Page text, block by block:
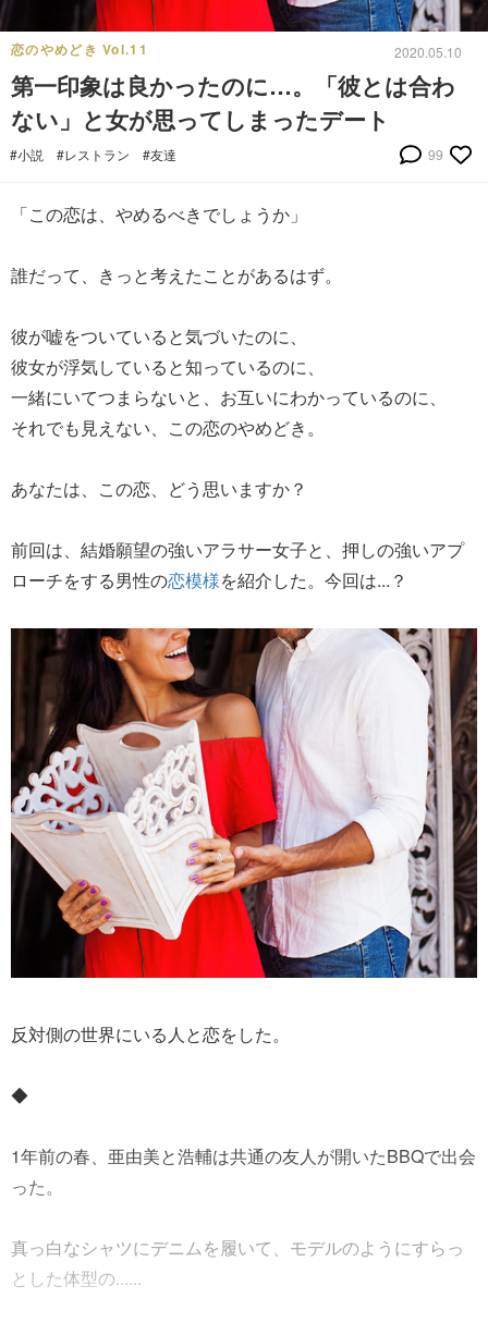
恋のやめどき Vol.11 2020.05.10
第一印象は良かったのに…。「彼とは合わ
ない」と女が思ってしまったデート
#小説 #レストラン #友達 99
「この恋は、やめるべきでしょうか」
誰だって、きっと考えたことがあるはず。
彼が嘘をついていると気づいたのに、
彼女が浮気していると知っているのに、
一緒にいてつまらないと、お互いにわかっているのに、
それでも見えない、この恋のやめどき。
あなたは、この恋、どう思いますか？
前回は、結婚願望の強いアラサー女子と、押しの強いアプ
ローチをする男性の恋模様を紹介した。今回は...？
反対側の世界にいる人と恋をした。
◆
1年前の春、亜由美と浩輔は共通の友人が開いたBBQで出会
った。
真っ白なシャツにデニムを履いて、モデルのようにすらっ
とした体型の......